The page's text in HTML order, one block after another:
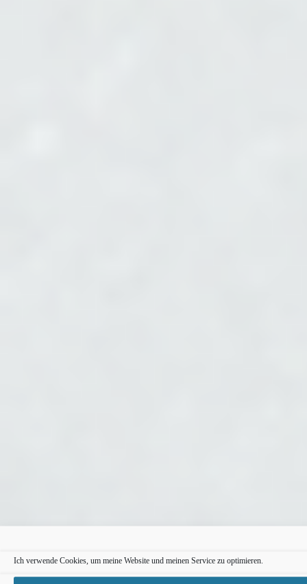
Ich verwende Cookies, um meine Website und meinen Service zu optimieren.